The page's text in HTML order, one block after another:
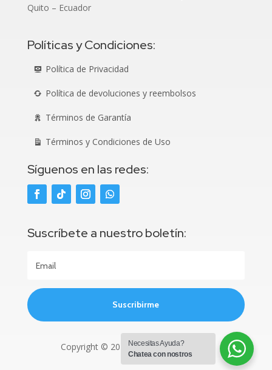
Quito – Ecuador
Políticas y Condiciones:
Política de Privacidad
Política de devoluciones y reembolsos
Términos de Garantía
Términos y Condiciones de Uso
Síguenos en las redes:
Suscríbete a nuestro boletín:
Suscribirme
Copyright © 2025. All Rights Reserved.
Necesitas Ayuda?
Chatea con nostros